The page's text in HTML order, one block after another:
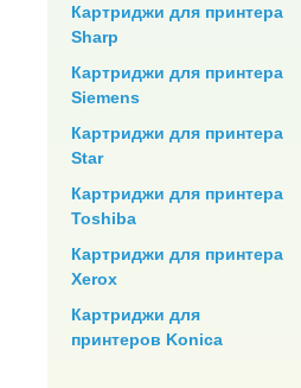
Картриджи для принтера
Sharp
Картриджи для принтера
Siemens
Картриджи для принтера
Star
Картриджи для принтера
Toshiba
Картриджи для принтера
Xerox
Картриджи для
принтеров Konica